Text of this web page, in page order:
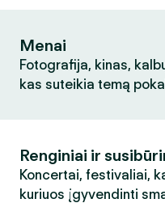
Menai
Fotografija, kinas,
kas suteikia temą
Renginiai ir
Koncertai, festivaliai,
kuriuos įgyvendinti